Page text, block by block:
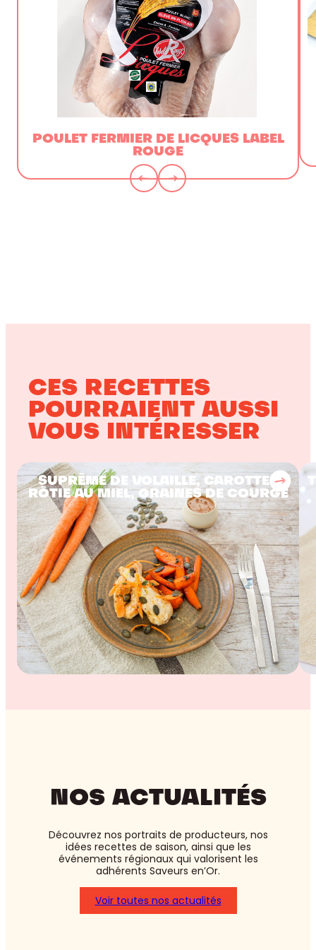
POULET FERMIER DE LICQUES LABEL
ROUGE
CES RECETTES
POURRAIENT AUSSI
VOUS INTÉRESSER
SUPRÊME DE VOLAILLE, CAROTTES
RÔTIE AU MIEL, GRAINES DE COURGE
NOS ACTUALITÉS
Découvrez nos portraits de producteurs, nos
idées recettes de saison, ainsi que les
événements régionaux qui valorisent les
adhérents Saveurs en’Or.
Voir toutes nos actualités